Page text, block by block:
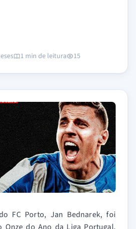
1 min de leitura 15
FC Porto, Jan Bednarek, foi